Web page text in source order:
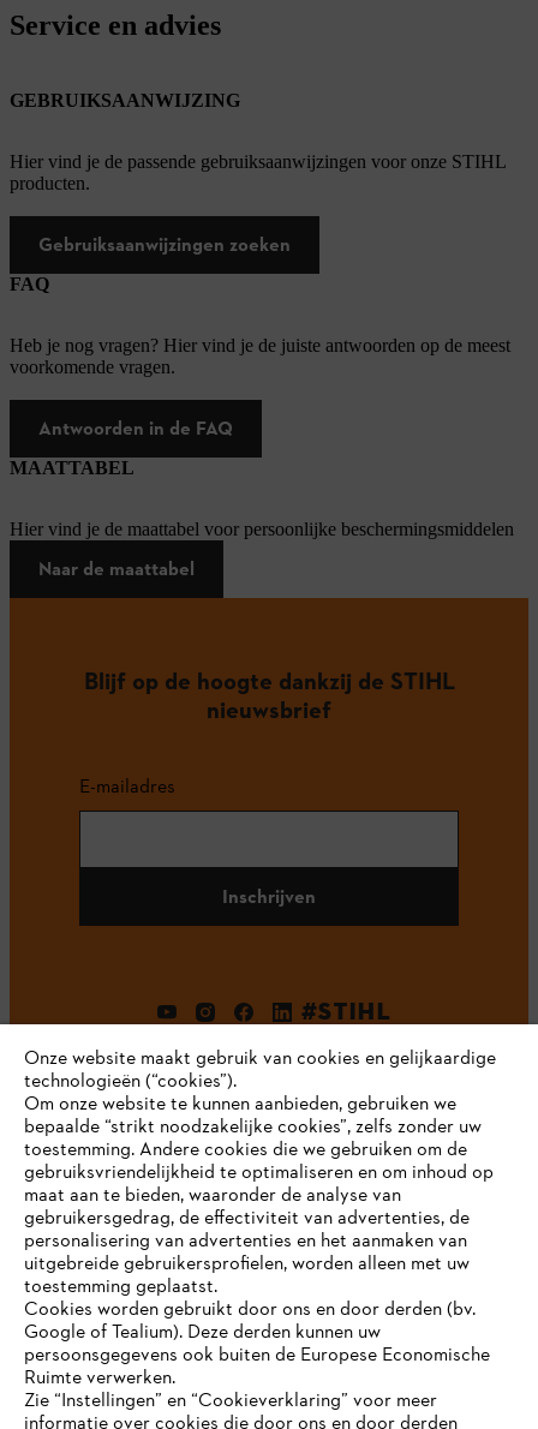
Service en advies
GEBRUIKSAANWIJZING
Hier vind je de passende gebruiksaanwijzingen voor onze STIHL
producten.
Gebruiksaanwijzingen zoeken
FAQ
Heb je nog vragen? Hier vind je de juiste antwoorden op de meest
voorkomende vragen.
Antwoorden in de FAQ
MAATTABEL
Hier vind je de maattabel voor persoonlijke beschermingsmiddelen
Naar de maattabel
Blijf op de hoogte dankzij de STIHL
nieuwsbrief
E-mailadres
Inschrijven
#STIHL
Bedrijf
STIHL FAQ
Contact
Onze website maakt gebruik van cookies en gelijkaardige
technologieën (“cookies”).
Om onze website te kunnen aanbieden, gebruiken we
bepaalde “strikt noodzakelijke cookies”, zelfs zonder uw
toestemming. Andere cookies die we gebruiken om de
gebruiksvriendelijkheid te optimaliseren en om inhoud op
maat aan te bieden, waaronder de analyse van
gebruikersgedrag, de effectiviteit van advertenties, de
personalisering van advertenties en het aanmaken van
uitgebreide gebruikersprofielen, worden alleen met uw
toestemming geplaatst.
Cookies worden gebruikt door ons en door derden (bv.
Google of Tealium). Deze derden kunnen uw
persoonsgegevens ook buiten de Europese Economische
Ruimte verwerken.
Zie “Instellingen” en “Cookieverklaring” voor meer